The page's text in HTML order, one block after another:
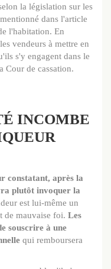
la législation sur les
dans l'article
l'habitation. En
vendeurs à mettre en
s'y engagent dans le
Cour de cassation.
INCOMBE
constatant, après la
plutôt invoquer la
est lui-même un
de mauvaise foi. Les
souscrire à une
qui remboursera